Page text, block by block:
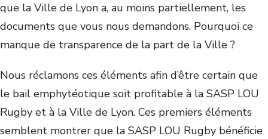
que la Ville de Lyon a, au moins partiellement, les
documents que vous nous demandons. Pourquoi ce
manque de transparence de la part de la Ville ?
Nous réclamons ces éléments afin d’être certain que
le bail emphytéotique soit profitable à la SASP LOU
Rugby et à la Ville de Lyon. Ces premiers éléments
semblent montrer que la SASP LOU Rugby bénéficie